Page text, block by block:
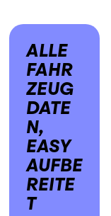
ALLE
FAHR
ZEUG
DATE
N,
EASY
AUFBE
REITE
T